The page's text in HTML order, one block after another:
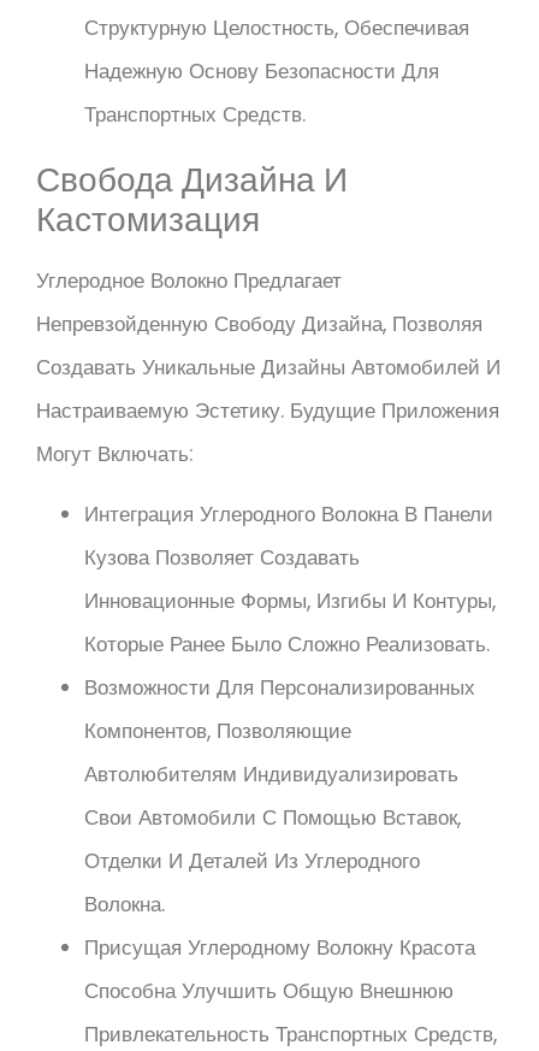
Структурную Целостность, Обеспечивая
Надежную Основу Безопасности Для
Транспортных Средств.
Свобода Дизайна И
Кастомизация
Углеродное Волокно Предлагает
Непревзойденную Свободу Дизайна, Позволяя
Создавать Уникальные Дизайны Автомобилей И
Настраиваемую Эстетику. Будущие Приложения
Могут Включать:
Интеграция Углеродного Волокна В Панели
Кузова Позволяет Создавать
Инновационные Формы, Изгибы И Контуры,
Которые Ранее Было Сложно Реализовать.
Возможности Для Персонализированных
Компонентов, Позволяющие
Автолюбителям Индивидуализировать
Свои Автомобили С Помощью Вставок,
Отделки И Деталей Из Углеродного
Волокна.
Присущая Углеродному Волокну Красота
Способна Улучшить Общую Внешнюю
Привлекательность Транспортных Средств,